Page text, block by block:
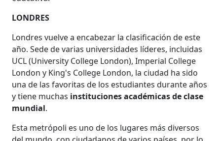
LONDRES
Londres vuelve a encabezar la clasificación de este
año. Sede de varias universidades líderes, incluidas
UCL (University College London), Imperial College
London y King's College London, la ciudad ha sido
una de las favoritas de los estudiantes durante años
y tiene muchas instituciones académicas de clase
mundial.
Esta metrópoli es uno de los lugares más diversos